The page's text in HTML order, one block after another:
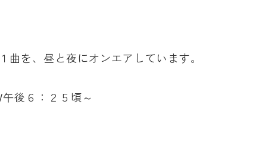
曲を、昼と夜にオンエアしています。
後６：２５頃～